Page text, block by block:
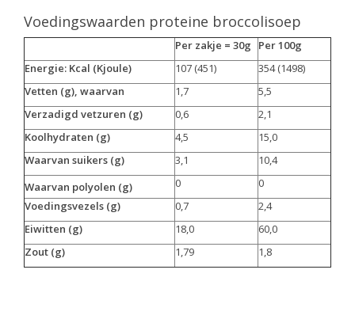
Voedingswaarden proteine broccolisoep
Per zakje = 30g
Per 100g
Energie: Kcal (Kjoule)
107 (451)
354 (1498)
Vetten (g), waarvan
1,7
5,5
Verzadigd vetzuren (g)
0,6
2,1
Koolhydraten (g)
4,5
15,0
Waarvan suikers (g)
3,1
10,4
Waarvan polyolen (g)
0
0
Voedingsvezels (g)
0,7
2,4
Eiwitten (g)
18,0
60,0
Zout (g)
1,79 1,8